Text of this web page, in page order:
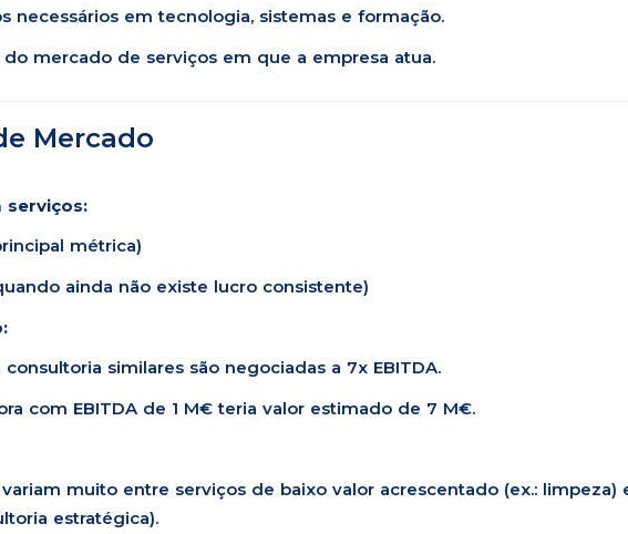
necessários em tecnologia, sistemas e formação.
mercado de serviços em que a empresa atua.
Mercado
serviços:
métrica)
ainda não existe lucro consistente)
consultoria similares são negociadas a 7x EBITDA.
com EBITDA de 1 M€ teria valor estimado de 7 M€.
muito entre serviços de baixo valor acrescentado (ex.:
estratégica).